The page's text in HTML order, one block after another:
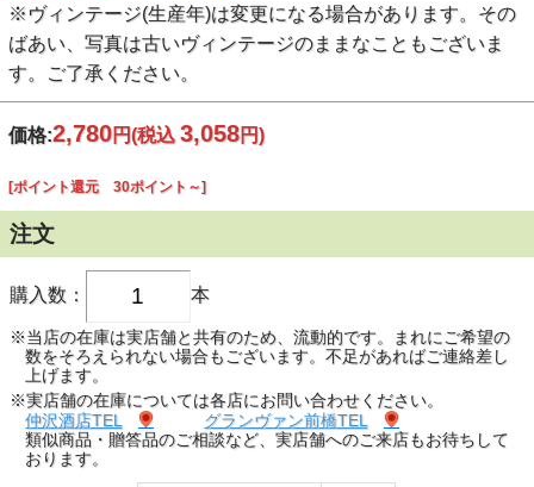
※ヴィンテージ(生産年)は変更になる場合があります。その
ばあい、写真は古いヴィンテージのままなこともございま
す。ご了承ください。
価格:2,780円(税込 3,058円)
[ポイント還元 30ポイント～]
注文
購入数： 本
※当店の在庫は実店舗と共有のため、流動的です。まれにご希望の
数をそろえられない場合もございます。不足があればご連絡差し
上げます。
※実店舗の在庫については各店にお問い合わせください。
仲沢酒店TEL
グランヴァン前橋TEL
類似商品・贈答品のご相談など、実店舗へのご来店もお待ちして
おります。